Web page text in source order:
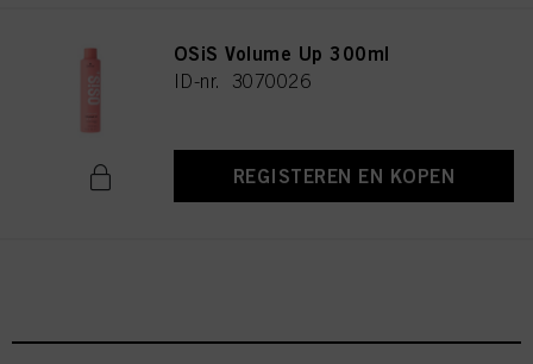
OSiS Volume Up 300ml
ID-nr. 3070026
REGISTEREN EN KOPEN